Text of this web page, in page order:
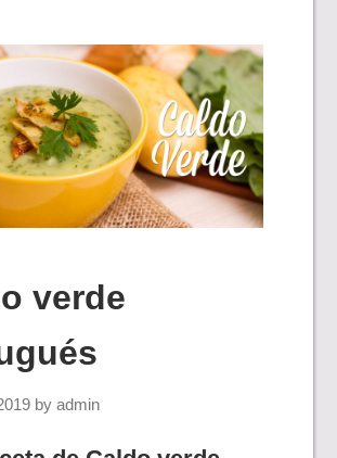
verde
byadmin